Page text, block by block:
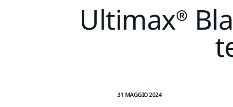
Ultimax®
31 MAGGIO 2024